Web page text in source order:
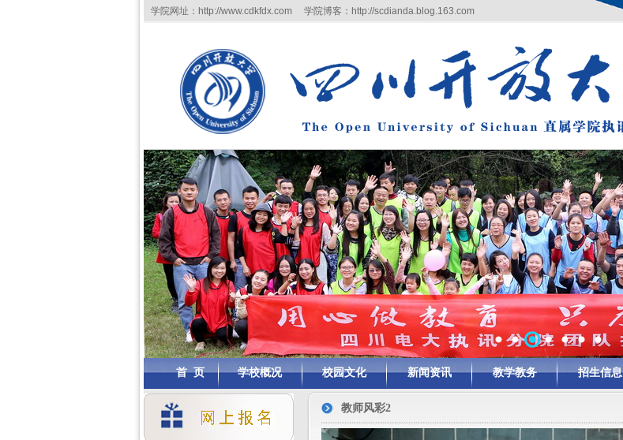
学院网址：http://www.cdkfdx.com 学院博客：http://scdianda.blog.163.com
首 页 学校概况 校园文化 新闻资讯 教学教务 招生信息
教师风彩2